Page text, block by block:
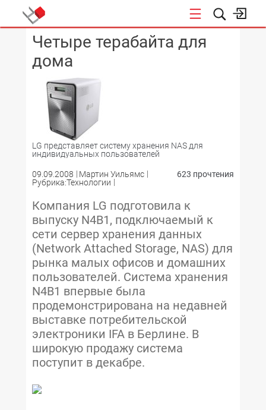
КОНФЕРЕНЦИИ
Четыре терабайта для
дома
LG представляет систему хранения NAS для
индивидуальных пользователей
09.09.2008
Мартин Уильямс
Рубрика:Технологии
623 прочтения
Компания LG подготовила к
выпуску N4B1, подключаемый к
сети сервер хранения данных
(Network Attached Storage, NAS) для
рынка малых офисов и домашних
пользователей. Система хранения
N4B1 впервые была
продемонстрирована на недавней
выставке потребительской
электроники IFA в Берлине. В
широкую продажу система
поступит в декабре.